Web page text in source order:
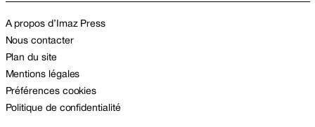
A propos d’Imaz Press
Nous contacter
Plan du site
Mentions légales
Préférences cookies
Politique de confidentialité